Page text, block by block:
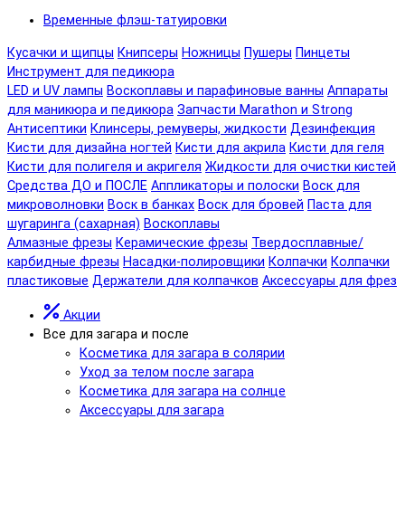
Временные флэш-татуировки
Кусачки и щипцы Книпсеры Ножницы Пушеры Пинцеты
Инструмент для педикюра
LED и UV лампы Воскоплавы и парафиновые ванны Аппараты
для маникюра и педикюра Запчасти Marathon и Strong
Антисептики Клинсеры, ремуверы, жидкости Дезинфекция
Кисти для дизайна ногтей Кисти для акрила Кисти для геля
Кисти для полигеля и акригеля Жидкости для очистки кистей
Средства ДО и ПОСЛЕ Аппликаторы и полоски Воск для
микроволновки Воск в банках Воск для бровей Паста для
шугаринга (сахарная) Воскоплавы
Алмазные фрезы Керамические фрезы Твердосплавные/
карбидные фрезы Насадки-полировщики Колпачки Колпачки
пластиковые Держатели для колпачков Аксессуары для фрез
Акции
Все для загара и после
Косметика для загара в солярии
Уход за телом после загара
Косметика для загара на солнце
Аксессуары для загара